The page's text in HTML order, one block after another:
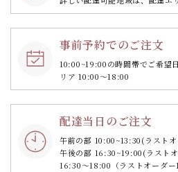
事前予約でのご注文
10:00~19:00の時間帯でご希望
リア 10:00～18:00
配達当日のご注文
午前の部 10:00~13:30(ラスト
午後の部 16:30~19:00(ラスト
16:30～18:00（ラストオーダー